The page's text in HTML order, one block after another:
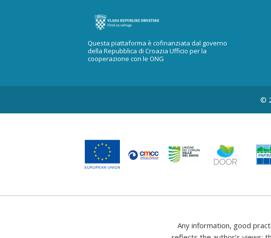
Questa piattaforma è cofinanziata dal governo
della Repubblica di Croazia Ufficio per la
cooperazione con le ONG
©
Any information, good